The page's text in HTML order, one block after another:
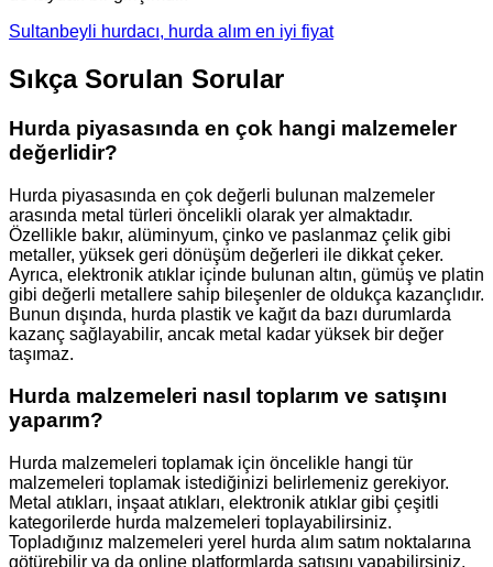
Sultanbeyli hurdacı, hurda alım en iyi fiyat
Sıkça Sorulan Sorular
Hurda piyasasında en çok hangi malzemeler
değerlidir?
Hurda piyasasında en çok değerli bulunan malzemeler
arasında metal türleri öncelikli olarak yer almaktadır.
Özellikle bakır, alüminyum, çinko ve paslanmaz çelik gibi
metaller, yüksek geri dönüşüm değerleri ile dikkat çeker.
Ayrıca, elektronik atıklar içinde bulunan altın, gümüş ve platin
gibi değerli metallere sahip bileşenler de oldukça kazançlıdır.
Bunun dışında, hurda plastik ve kağıt da bazı durumlarda
kazanç sağlayabilir, ancak metal kadar yüksek bir değer
taşımaz.
Hurda malzemeleri nasıl toplarım ve satışını
yaparım?
Hurda malzemeleri toplamak için öncelikle hangi tür
malzemeleri toplamak istediğinizi belirlemeniz gerekiyor.
Metal atıkları, inşaat atıkları, elektronik atıklar gibi çeşitli
kategorilerde hurda malzemeleri toplayabilirsiniz.
Topladığınız malzemeleri yerel hurda alım satım noktalarına
götürebilir ya da online platformlarda satışını yapabilirsiniz.